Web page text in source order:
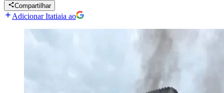
Compartilhar
Adicionar Itatiaia ao